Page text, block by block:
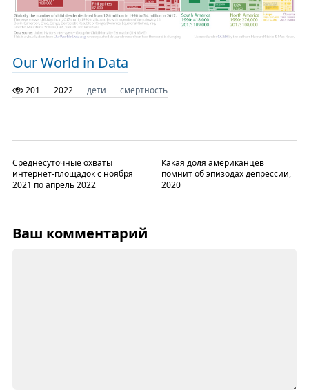
Our World in Data
201 2022 дети смертность
Среднесуточные охваты
интернет-площадок с ноября
2021 по апрель 2022
Какая доля американцев
помнит об эпизодах депрессии,
2020
Ваш комментарий